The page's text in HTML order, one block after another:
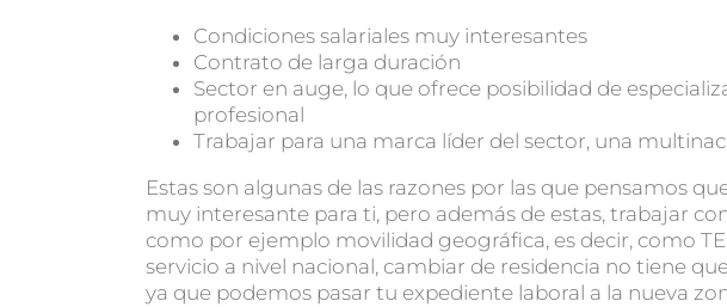
Condiciones salariales muy interesantes
Contrato de larga duración
Sector en auge, lo que ofrece posibilidad de
profesional
Trabajar para una marca líder del sector, una
Estas son algunas de las razones por las que pensamos
muy interesante para ti, pero además de estas, trabajar
como por ejemplo movilidad geográfica, es decir, como
servicio a nivel nacional, cambiar de residencia no tiene
ya que podemos pasar tu expediente laboral a la nueva